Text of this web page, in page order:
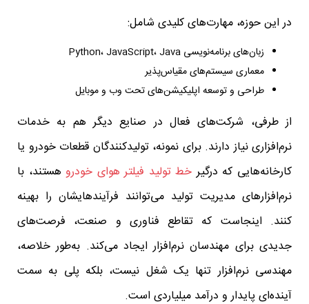
در این حوزه، مهارت‌های کلیدی شامل:
زبان‌های برنامه‌نویسی Python، JavaScript، Java
معماری سیستم‌های مقیاس‌پذیر
طراحی و توسعه اپلیکیشن‌های تحت وب و موبایل
از طرفی، شرکت‌های فعال در صنایع دیگر هم به خدمات
نرم‌افزاری نیاز دارند. برای نمونه، تولیدکنندگان قطعات خودرو یا
کارخانه‌هایی که درگیر خط تولید فیلتر هوای خودروهستند، با
نرم‌افزارهای مدیریت تولید می‌توانند فرآیندهایشان را بهینه
کنند. اینجاست که تقاطع فناوری و صنعت، فرصت‌های
جدیدی برای مهندسان نرم‌افزار ایجاد می‌کند. به‌طور خلاصه،
مهندسی نرم‌افزار تنها یک شغل نیست، بلکه پلی به سمت
آینده‌ای پایدار و درآمد میلیاردی است.